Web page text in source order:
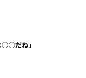
○○だね」